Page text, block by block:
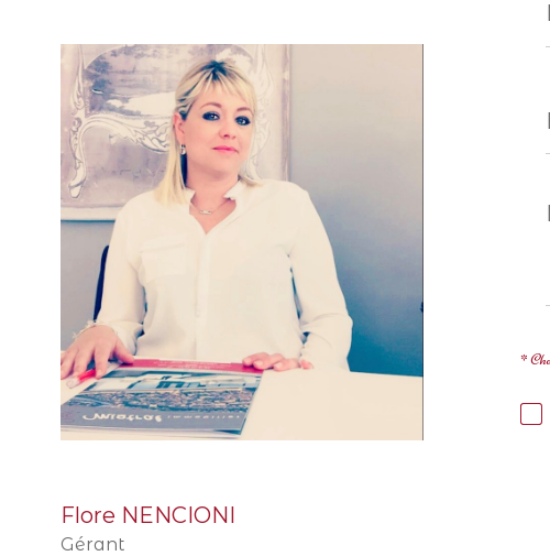
Flore NENCIONI
Gérant
*
*